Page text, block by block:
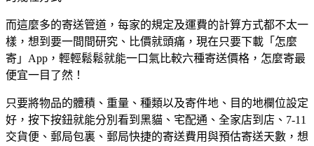
而這麼多的寄送管道，每家的規定及運費的計算方式都不太一
樣，想到要一間間研究、比價就頭痛，現在只要下載「怎麼
寄」App，輕輕鬆鬆就能一口氣比較六種寄送價格，怎麼寄最
便宜一目了然！
只要將物品的體積、重量、種類以及寄件地、目的地欄位設定
好，按下按鈕就能分別看到黑貓、宅配通、全家店到店、7-11
交貨便、郵局包裏、郵局快捷的寄送費用與預估寄送天數，想